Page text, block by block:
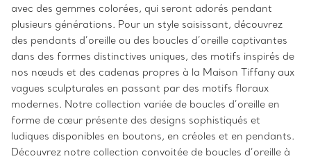
avec des gemmes colorées, qui seront adorés pendant
plusieurs générations. Pour un style saisissant, découvrez
des pendants d’oreille ou des boucles d’oreille captivantes
dans des formes distinctives uniques, des motifs inspirés de
nos nœuds et des cadenas propres à la Maison Tiffany aux
vagues sculpturales en passant par des motifs floraux
modernes. Notre collection variée de boucles d’oreille en
forme de cœur présente des designs sophistiqués et
ludiques disponibles en boutons, en créoles et en pendants.
Découvrez notre collection convoitée de boucles d’oreille à